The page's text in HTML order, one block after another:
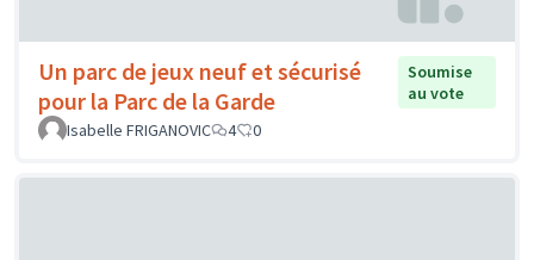
Un parc de jeux neuf et sécurisé
pour la Parc de la Garde
Soumise
au vote
Isabelle FRIGANOVIC
4 0